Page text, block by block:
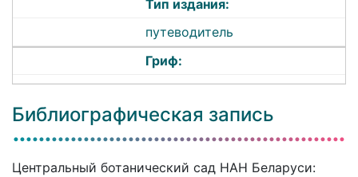
Тип издания:
путеводитель
Гриф:
Библиографическая запись
Центральный ботанический сад НАН Беларуси: